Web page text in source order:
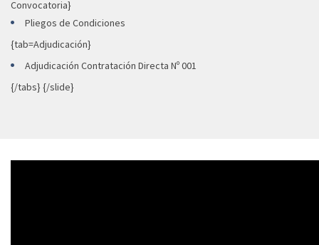
Convocatoria}
Pliegos de Condiciones
{tab=Adjudicación}
Adjudicación Contratación Directa Nº 001
{/tabs} {/slide}